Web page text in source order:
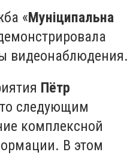
«Муніципальна
видеонаблюдения.
Пётр
следующим
комплексной
В этом